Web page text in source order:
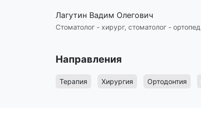
Лагутин Вадим Олегович
Стоматолог - хирург, стоматолог - ортопед
Направления
Терапия Хирургия Ортодонтия